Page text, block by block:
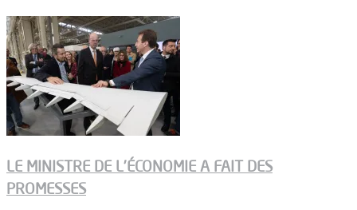
LE MINISTRE DE L’ÉCONOMIE A FAIT DES
PROMESSES